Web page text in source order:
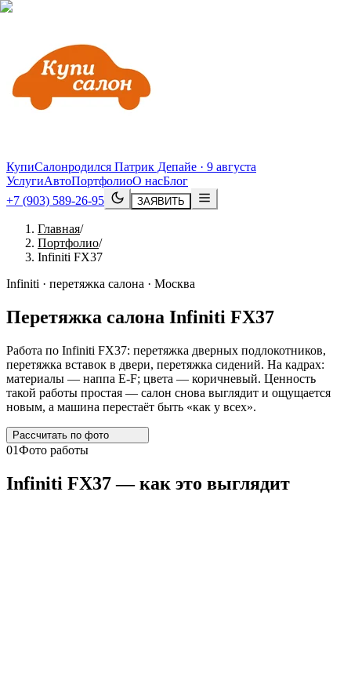
КупиСалонродился Патрик Депайе · 9 августа
УслугиАвтоПортфолиоО насБлог
+7 (903) 589-26-95
ЗАЯВИТЬ
Главная/
Портфолио/
Infiniti FX37
Infiniti · перетяжка салона · Москва
Перетяжка салона Infiniti FX37
Работа по Infiniti FX37: перетяжка дверных подлокотников,
перетяжка вставок в двери, перетяжка сидений. На кадрах:
материалы — наппа E-F; цвета — коричневый. Ценность
такой работы простая — салон снова выглядит и ощущается
новым, а машина перестаёт быть «как у всех».
Рассчитать по фото
01Фото работы
Infiniti FX37— как это выглядит